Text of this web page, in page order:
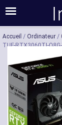
Acheter
Accueil / Ordinateur /
TUF-RTX3060TI-